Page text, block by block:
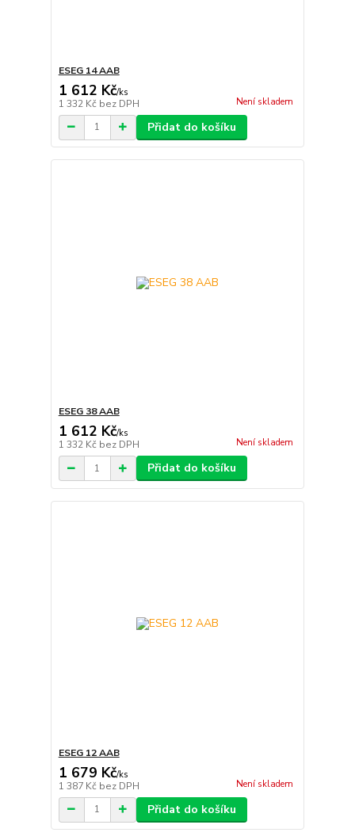
ESEG 14 AAB
1 612 Kč/ks
1 332 Kč bez DPH Není skladem
Přidat do košíku
ESEG 38 AAB
1 612 Kč/ks
1 332 Kč bez DPH Není skladem
Přidat do košíku
ESEG 12 AAB
1 679 Kč/ks
1 387 Kč bez DPH Není skladem
Přidat do košíku